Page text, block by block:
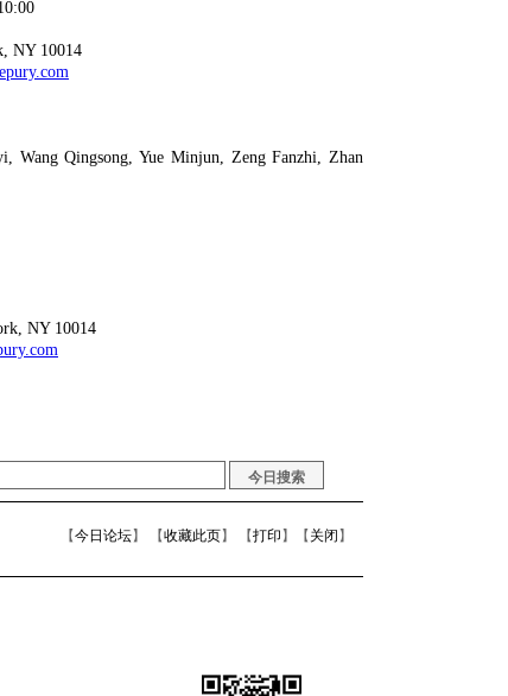
NY 10014
Wang Qingsong, Yue Minjun, Zeng Fanzhi, Zhan
NY 10014
【今日论坛】 【收藏此页】 【打印 】【 关闭 】